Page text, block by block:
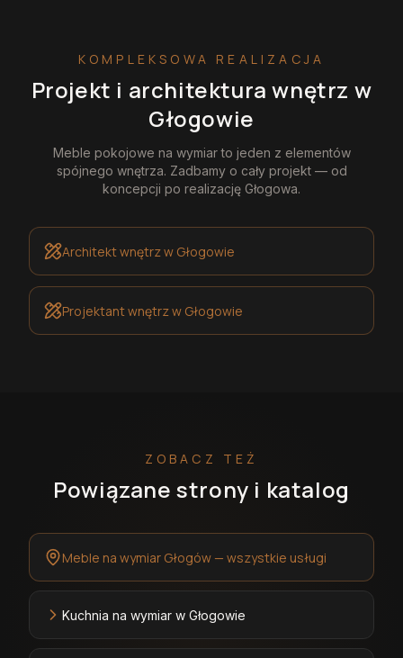
KOMPLEKSOWA REALIZACJA
Projekt i architektura wnętrz w
Głogowie
Meble pokojowe na wymiarto jeden z elementów
spójnego wnętrza. Zadbamy o cały projekt — od
koncepcji po realizację Głogowa.
Architekt wnętrzw Głogowie
Projektant wnętrzw Głogowie
ZOBACZ TEŻ
Powiązane strony i katalog
Meble na wymiar Głogów — wszystkie usługi
Kuchnia na wymiar w Głogowie